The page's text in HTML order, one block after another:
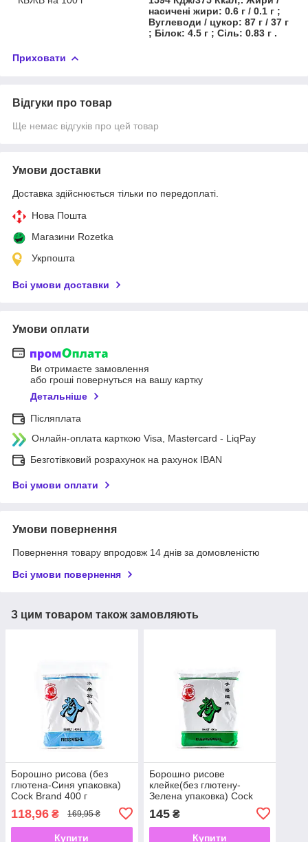
насичені жири: 0.6 г / 0.1 г ;
Вуглеводи / цукор: 87 г / 37 г
; Білок: 4.5 г ; Сіль: 0.83 г .
Приховати
Відгуки про товар
Ще немає відгуків про цей товар
Умови доставки
Доставка здійснюється тільки по передоплаті.
Нова Пошта
Магазини Rozetka
Укрпошта
Всі умови доставки
Умови оплати
Ви отримаєте замовлення
або гроші повернуться на вашу картку
Детальніше
Післяплата
Онлайн-оплата карткою Visa, Mastercard - LiqPay
Безготівковий розрахунок на рахунок IBAN
Всі умови оплати
Умови повернення
Повернення товару впродовж 14 днів за домовленістю
Всі умови повернення
З цим товаром також замовляють
Борошно рисова (без
глютена-Синя упаковка)
Cock Brand 400 г
118,96 ₴ 169,95 ₴
Купити
Борошно рисове
клейке(без глютену-
Зелена упаковка) Cock
145₴
Купити